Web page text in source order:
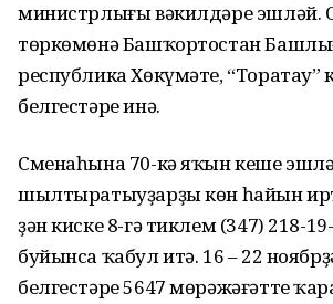
министрлығы вәкилдәре эшләй.
төркөмөнә Башҡортостан
республика Хөкүмәте, “Торатау”
белгестәре инә.
Сменаһына 70-кә яҡын кеше
шылтыратыуҙарҙы көн һайын
ҙән киске 8-гә тиклем (347) 218-
буйынса ҡабул итә. 16 – 22
белгестәре 5647 мөрәжәғәтте